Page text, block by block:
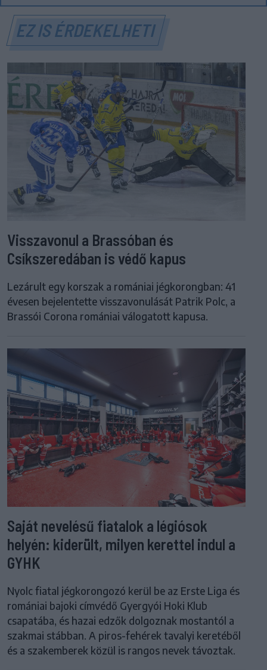
EZ IS ÉRDEKELHETI
Visszavonul a Brassóban és
Csíkszeredában is védő kapus
Lezárult egy korszak a romániai jégkorongban: 41
évesen bejelentette visszavonulását Patrik Polc, a
Brassói Corona romániai válogatott kapusa.
Saját nevelésű fiatalok a légiósok
helyén: kiderült, milyen kerettel indul a
GYHK
Nyolc fiatal jégkorongozó kerül be az Erste Liga és
romániai bajoki címvédő Gyergyói Hoki Klub
csapatába, és hazai edzők dolgoznak mostantól a
szakmai stábban. A piros-fehérek tavalyi keretéből
és a szakemberek közül is rangos nevek távoztak.